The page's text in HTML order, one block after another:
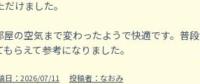
けました。
の空気まで変わったようで快適です。普段
らえて参考になりました。
日：2026/07/11 投稿者：なおみ